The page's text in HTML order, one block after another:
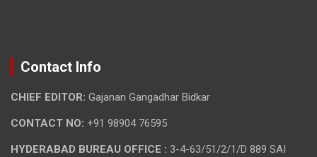
Contact Info
CHIEF EDITOR: Gajanan Gangadhar Bidkar
CONTACT NO: +91 98904 76595
HYDERABAD BUREAU OFFICE : 3-4-63/51/2/1/D 889 SAI